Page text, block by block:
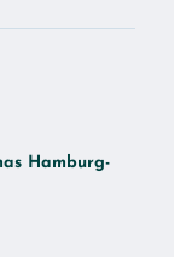
Hamburg-